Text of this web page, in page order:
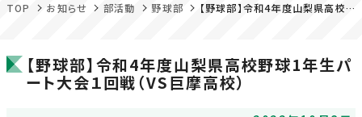
TOP お知らせ 部活動 野球部 【野球部】令和4年度山梨県高校野球1年生パート大会１回戦（VS巨摩高校）
【野球部】令和4年度山梨県高校野球1年生パ
ート大会１回戦（VS巨摩高校）